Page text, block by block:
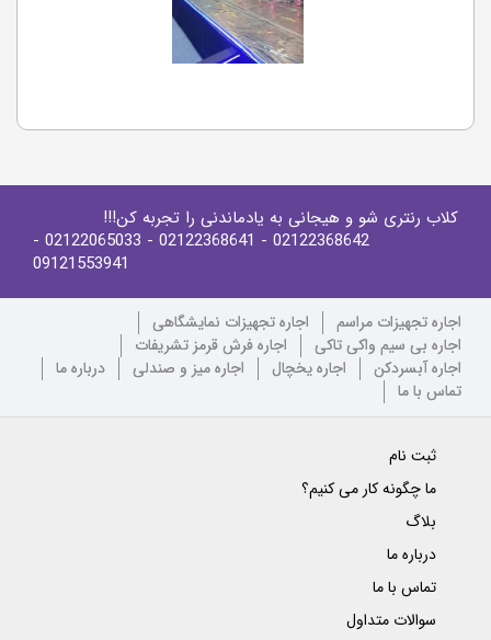
کلاب رنتری شو و هیجانی به یادماندنی را تجربه کن!!!
02122368642
- 02122368641
- 02122065033
-
09121553941
اجاره تجهیزات مراسم
اجاره تجهیزات نمایشگاهی
اجاره بی سیم واکی تاکی
اجاره فرش قرمز تشریفات
اجاره آبسردکن
اجاره یخچال اجاره میز و صندلی
درباره ما
تماس با ما
ثبت نام
ما چگونه کار می کنیم؟
بلاگ
درباره ما
تماس با ما
سوالات متداول